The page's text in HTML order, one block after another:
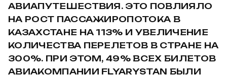
АВИАПУТЕШЕСТВИЯ. ЭТО ПОВЛИЯЛО
НА РОСТ ПАССАЖИРОПОТОКА В
КАЗАХСТАНЕ НА 113% И УВЕЛИЧЕНИЕ
КОЛИЧЕСТВА ПЕРЕЛЕТОВ В СТРАНЕ НА
300%. ПРИ ЭТОМ, 49% ВСЕХ БИЛЕТОВ
АВИАКОМПАНИИ FLYARYSTAN БЫЛИ